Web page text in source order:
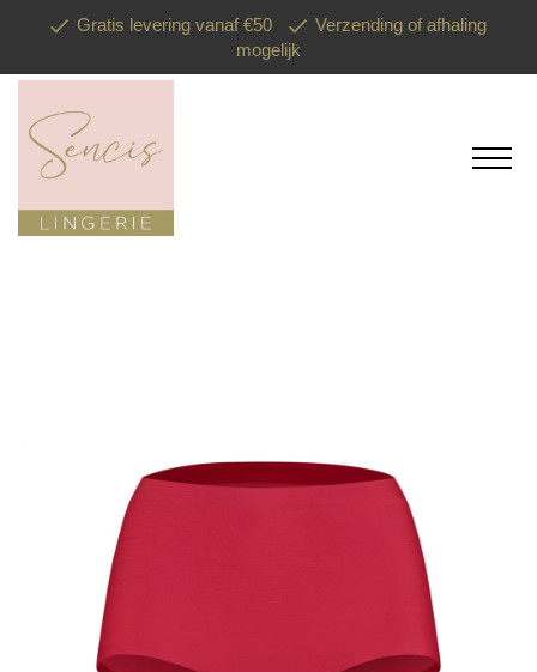
Gratis levering vanaf €50
Verzending of afhaling
mogelijk